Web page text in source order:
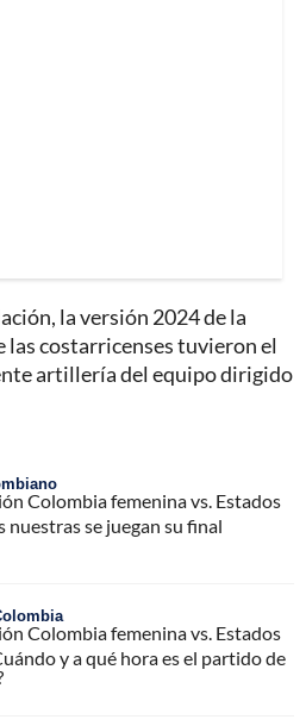
la versión 2024 de la
las costarricenses tuvieron el
artillería del equipo dirigido
Colombia femenina vs. Estados
nuestras se juegan su final
Colombia femenina vs. Estados
y a qué hora es el partido de